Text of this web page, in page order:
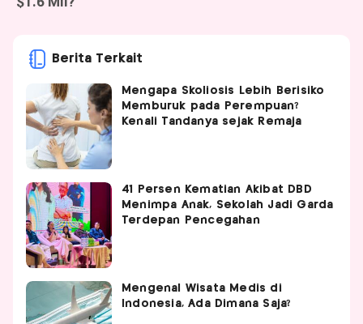
Berita Terkait
Mengapa Skoliosis Lebih Berisiko
Memburuk pada Perempuan?
Kenali Tandanya sejak Remaja
41 Persen Kematian Akibat DBD
Menimpa Anak, Sekolah Jadi Garda
Terdepan Pencegahan
Mengenal Wisata Medis di
Indonesia, Ada Dimana Saja?